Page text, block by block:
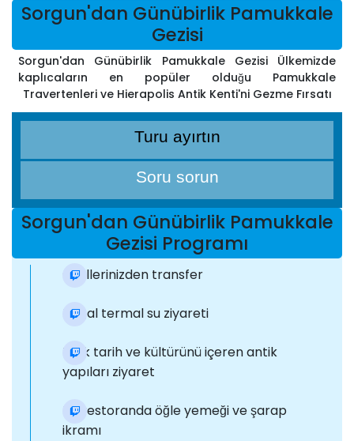
Sorgun'dan Günübirlik Pamukkale
Gezisi
Sorgun'dan Günübirlik Pamukkale Gezisi Ülkemizde
kaplıcaların en popüler olduğu Pamukkale
Travertenleri ve Hierapolis Antik Kenti'ni Gezme Fırsatı
Turu ayırtın
Soru sorun
Sorgun'dan Günübirlik Pamukkale
Gezisi Programı
Otellerinizden transfer
Doğal termal su ziyareti
Türk tarih ve kültürünü içeren antik
yapıları ziyaret
Bir restoranda öğle yemeği ve şarap
ikramı